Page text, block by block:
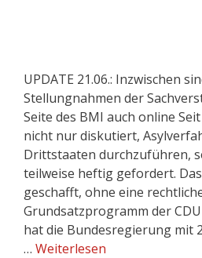
UPDATE 21.06.: Inzwischen
Stellungnahmen der
Seite des BMI auch online
nicht nur diskutiert,
Drittstaaten durchzuführen,
teilweise heftig gefordert.
geschafft, ohne eine
Grundsatzprogramm der
hat die Bundesregierung mit
… Weiterlesen